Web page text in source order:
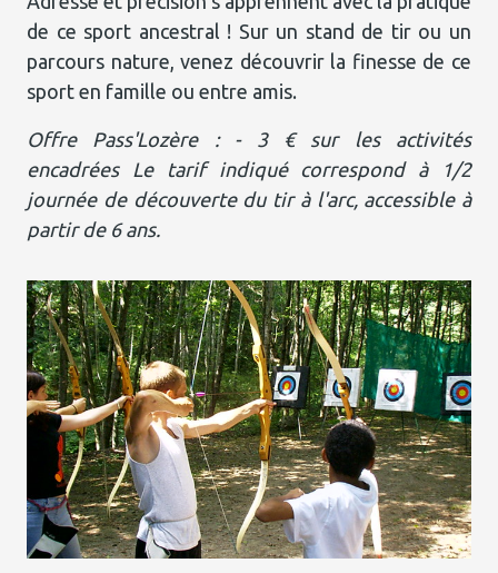
de ce sport ancestral ! Sur un stand de tir ou un
parcours nature, venez découvrir la finesse de ce
sport en famille ou entre amis.
Offre Pass'Lozère : - 3 € sur les activités
encadrées Le tarif indiqué correspond à 1/2
journée de découverte du tir à l'arc, accessible à
partir de 6 ans.